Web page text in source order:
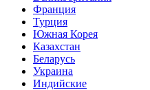
Франция
Турция
Южная Корея
Казахстан
Беларусь
Украина
Индийские